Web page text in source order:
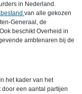
in Nederland.
van alle gekozen
Generaal, de
beschikt Overheid in
ambtenaren bij de
In het kader van het
door een aantal partijen